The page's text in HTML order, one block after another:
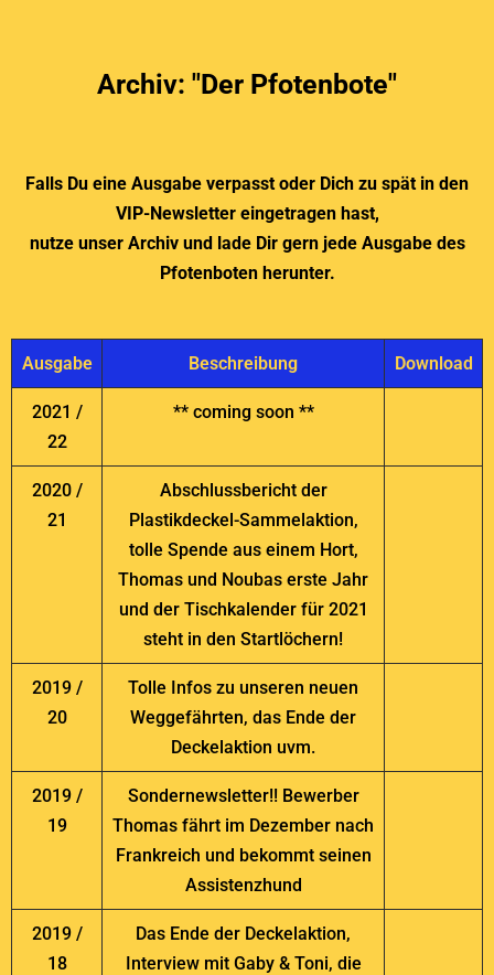
Archiv: "Der Pfotenbote"
Falls Du eine Ausgabe verpasst oder Dich zu spät in den
VIP-Newsletter eingetragen hast,
nutze unser Archiv und lade Dir gern jede Ausgabe des
Pfotenboten herunter.
Ausgabe Beschreibung Download
2021 /
22
** coming soon **
2020 /
21
Abschlussbericht der
Plastikdeckel-Sammelaktion,
tolle Spende aus einem Hort,
Thomas und Noubas erste Jahr
und der Tischkalender für 2021
steht in den Startlöchern!
2019 /
20
Tolle Infos zu unseren neuen
Weggefährten, das Ende der
Deckelaktion uvm.
2019 /
19
Sondernewsletter!! Bewerber
Thomas fährt im Dezember nach
Frankreich und bekommt seinen
Assistenzhund
2019 /
18
Das Ende der Deckelaktion,
Interview mit Gaby & Toni, die